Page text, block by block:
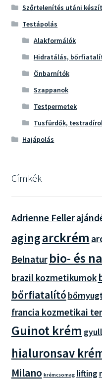
Szőrtelenítés utáni
Testápolás
Alakformálók
Hidratálás,
Önbarnítók
Szappanok
Testpermetek
Tusfürdők,
Hajápolás
Címkék
Adrienne Feller
agingarckrém
Belnatur bio- és
brazil kozmetikumok
bőrfiatalító
francia kozmetikai
Guinot krém
hialuronsav
Milano krémcsomag lifting